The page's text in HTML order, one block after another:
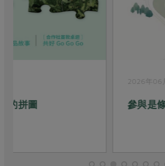
參與是條長長的河